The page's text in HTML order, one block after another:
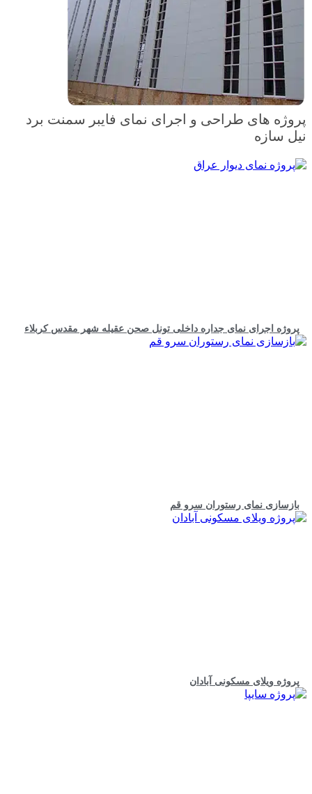
پروژه های طراحی و اجرای نمای فایبر سمنت برد
نیل سازه
پروژه اجرای نمای جداره داخلی تونل صحن عقیله شهر مقدس کربلاء
بازسازی نمای رستوران سرو قم
پروژه ویلای مسکونی آبادان